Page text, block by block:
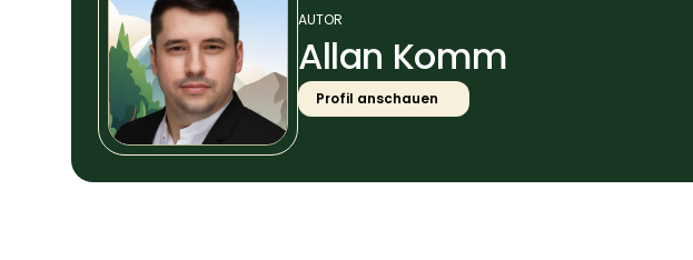
AUTOR
Allan Komm
Profil anschauen